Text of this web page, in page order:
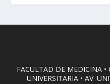
FACULTAD DE MEDICINA •
UNIVERSITARIA • AV.